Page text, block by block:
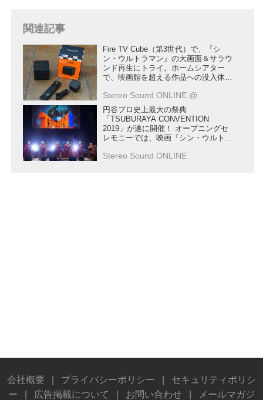
関連記事
Fire TV Cube（第3世代）で、『シ
ン・ウルトラマン』の大画面＆サラウ
ンド再生にトライ。ホームシアター
で、映画館を超える作品への没入体験
Stereo Sound ONLINE @
円谷プロ史上最大の祭典
「TSUBURAYA CONVENTION
2019」が遂に開催！ オープニングセ
レモニーでは、映画『シン・ウルトラ
Stereo Sound ONLINE
会社概要 プライバシーポリシー
セキュリティポリシ
ー
広告掲載について お問い合わせ メールマガジ